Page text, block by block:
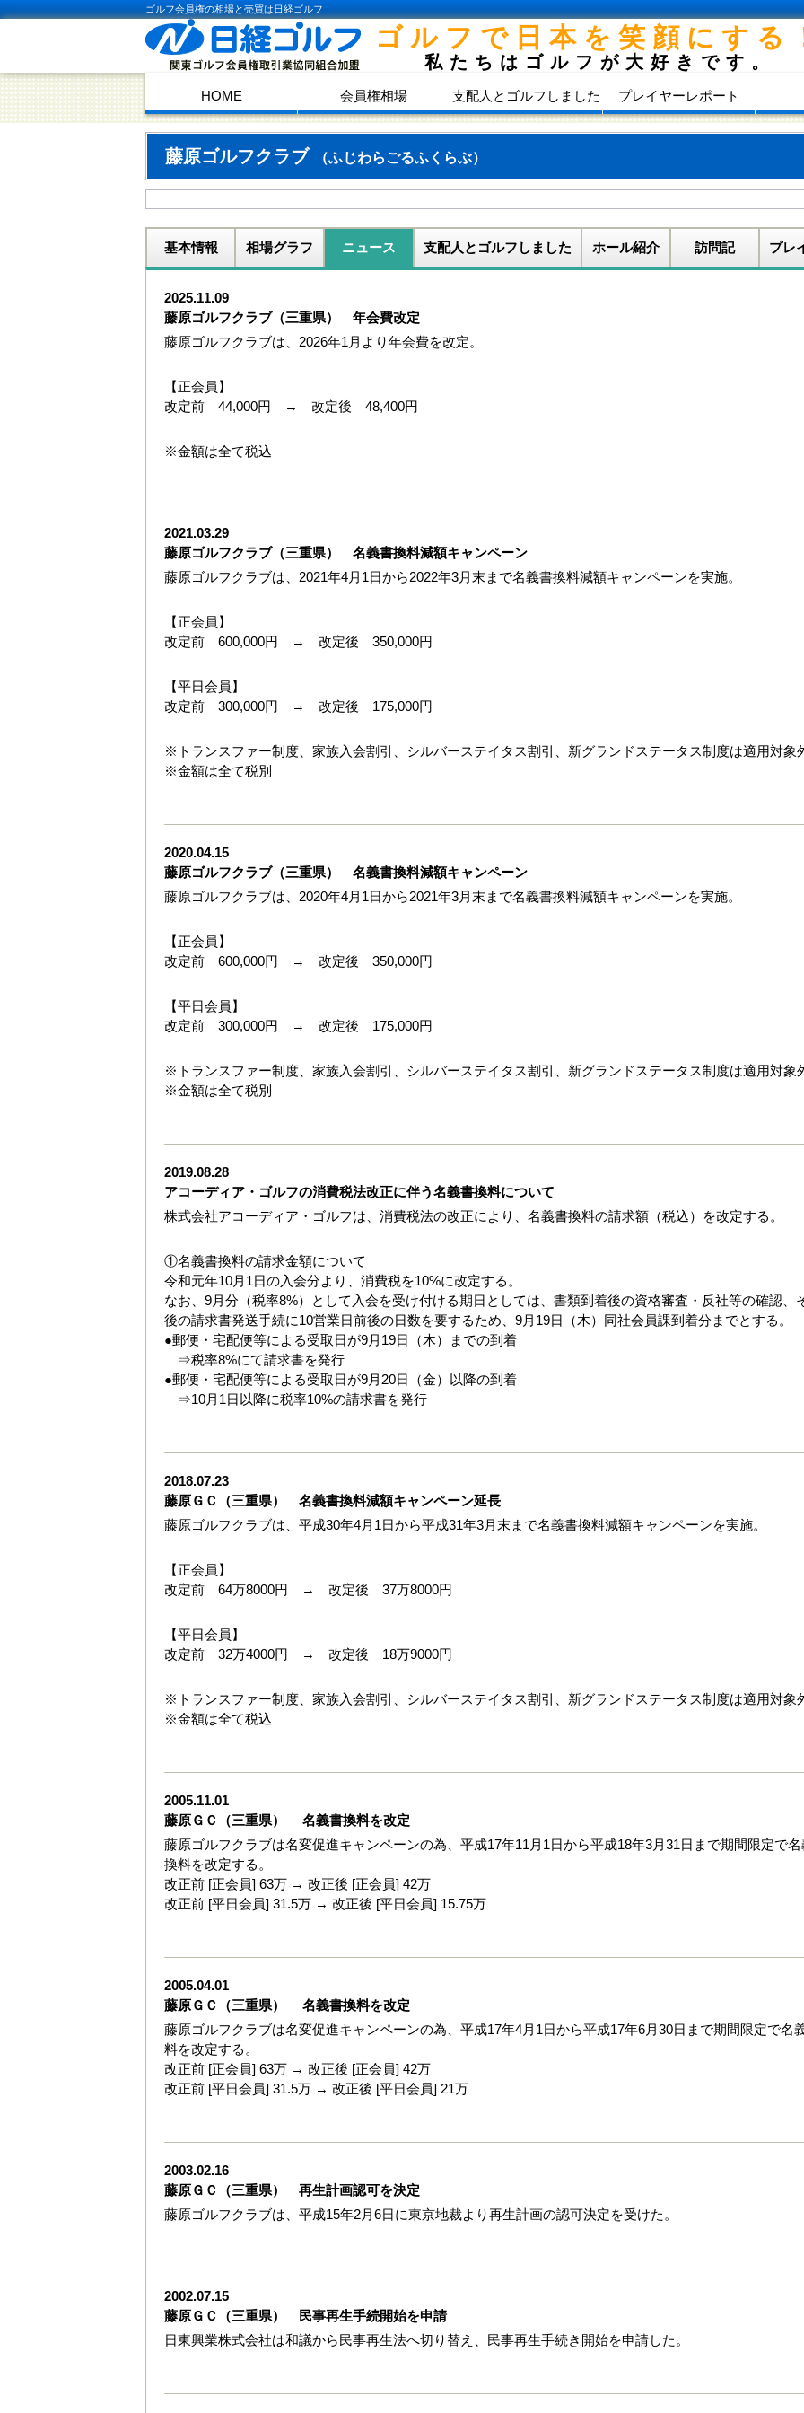
ゴルフ会員権の相場と売買は日経ゴルフ
ゴルフで日本を笑顔にする
私たちはゴルフが大好きです。
HOME 会員権相場 支配人とゴルフしました プレイヤーレポート
藤原ゴルフクラブ （ふじわらごるふくらぶ）
基本情報 相場グラフ ニュース 支配人とゴルフしました ホール紹介 訪問記 プレ
2025.11.09
藤原ゴルフクラブ（三重県） 年会費改定
藤原ゴルフクラブは、2026年1月より年会費を改定。
【正会員】
改定前 44,000円 → 改定後 48,400円
※金額は全て税込
2021.03.29
藤原ゴルフクラブ（三重県） 名義書換料減額キャンペーン
藤原ゴルフクラブは、2021年4月1日から2022年3月末まで名義書換料減額キャンペーンを実施。
【正会員】
改定前 600,000円 → 改定後 350,000円
【平日会員】
改定前 300,000円 → 改定後 175,000円
※トランスファー制度、家族入会割引、シルバーステイタス割引、新グランドステータス制度は適用対象
※金額は全て税別
2020.04.15
藤原ゴルフクラブ（三重県） 名義書換料減額キャンペーン
藤原ゴルフクラブは、2020年4月1日から2021年3月末まで名義書換料減額キャンペーンを実施。
【正会員】
改定前 600,000円 → 改定後 350,000円
【平日会員】
改定前 300,000円 → 改定後 175,000円
※トランスファー制度、家族入会割引、シルバーステイタス割引、新グランドステータス制度は適用対象
※金額は全て税別
2019.08.28
アコーディア・ゴルフの消費税法改正に伴う名義書換料について
株式会社アコーディア・ゴルフは、消費税法の改正により、名義書換料の請求額（税込）を改定する。
①名義書換料の請求金額について
令和元年10月1日の入会分より、消費税を10%に改定する。
なお、9月分（税率8%）として入会を受け付ける期日としては、書類到着後の資格審査・反社等の確認、
後の請求書発送手続に10営業日前後の日数を要するため、9月19日（木）同社会員課到着分までとする。
●郵便・宅配便等による受取日が9月19日（木）までの到着
⇒税率8%にて請求書を発行
●郵便・宅配便等による受取日が9月20日（金）以降の到着
⇒10月1日以降に税率10%の請求書を発行
2018.07.23
藤原ＧＣ（三重県） 名義書換料減額キャンペーン延長
藤原ゴルフクラブは、平成30年4月1日から平成31年3月末まで名義書換料減額キャンペーンを実施。
【正会員】
改定前 64万8000円 → 改定後 37万8000円
【平日会員】
改定前 32万4000円 → 改定後 18万9000円
※トランスファー制度、家族入会割引、シルバーステイタス割引、新グランドステータス制度は適用対象
※金額は全て税込
2005.11.01
藤原ＧＣ（三重県） 名義書換料を改定
藤原ゴルフクラブは名変促進キャンペーンの為、平成17年11月1日から平成18年3月31日まで期間限定で
換料を改定する。
改正前 [正会員] 63万 → 改正後 [正会員] 42万
改正前 [平日会員] 31.5万 → 改正後 [平日会員] 15.75万
2005.04.01
藤原ＧＣ（三重県） 名義書換料を改定
藤原ゴルフクラブは名変促進キャンペーンの為、平成17年4月1日から平成17年6月30日まで期間限定で名
料を改定する。
改正前 [正会員] 63万 → 改正後 [正会員] 42万
改正前 [平日会員] 31.5万 → 改正後 [平日会員] 21万
2003.02.16
藤原ＧＣ（三重県） 再生計画認可を決定
藤原ゴルフクラブは、平成15年2月6日に東京地裁より再生計画の認可決定を受けた。
2002.07.15
藤原ＧＣ（三重県） 民事再生手続開始を申請
日東興業株式会社は和議から民事再生法へ切り替え、民事再生手続き開始を申請した。